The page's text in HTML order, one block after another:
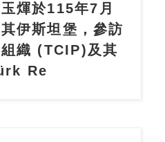
煇於115年7月
伊斯坦堡，參訪
織 (TCIP)及其
Re